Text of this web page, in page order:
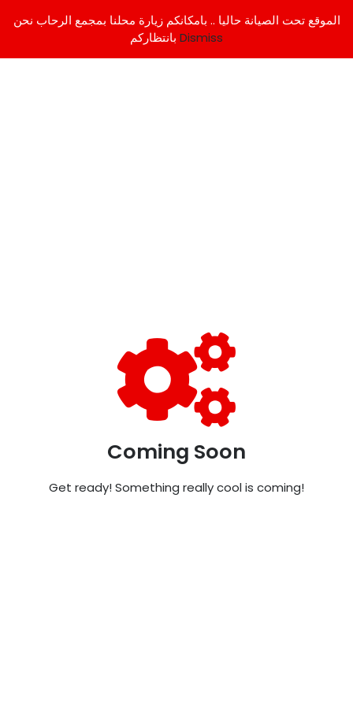
الموقع تحت الصيانة حاليا .. بامكانكم زيارة محلنا بمجمع الرحاب نحن
Dismiss
Coming Soon
Get ready! Something really cool is coming!